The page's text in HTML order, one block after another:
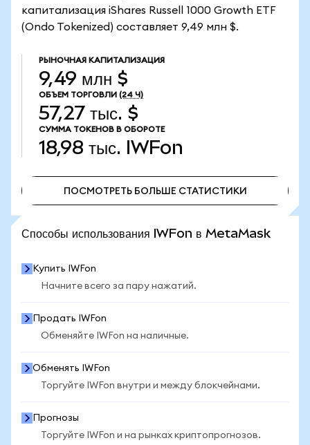
капитализация iShares Russell 1000 Growth ETF
(Ondo Tokenized) составляет 9,49 млн $.
РЫНОЧНАЯ КАПИТАЛИЗАЦИЯ
9,49 млн $
ОБЪЕМ ТОРГОВЛИ (24 Ч)
57,27 тыс. $
СУММА ТОКЕНОВ В ОБОРОТЕ
18,98 тыс. IWFon
ПОСМОТРЕТЬ БОЛЬШЕ СТАТИСТИКИ
Способы использования IWFon в MetaMask
Купить IWFon
Начните всего за пару нажатий.
Продать IWFon
Обменяйте IWFon на наличные.
Обменять IWFon
Торгуйте IWFon внутри и между блокчейнами.
Прогнозы
Торгуйте IWFon и на рынках криптопрогнозов.